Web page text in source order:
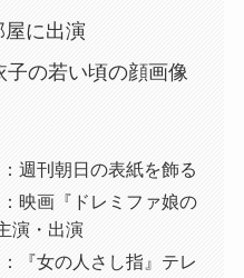
に出演
子の若い頃の顔画像
週刊朝日の表紙を飾る
映画『ドレミファ娘の
演・出演
『女の人さし指』テレ